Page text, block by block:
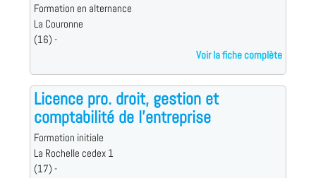
Formation en alternance
La Couronne
(16) -
Voir la fiche complète
Licence pro. droit, gestion et
comptabilité de l'entreprise
Formation initiale
La Rochelle cedex 1
(17) -